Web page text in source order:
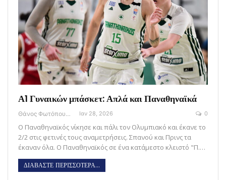
Α1 Γυναικών μπάσκετ: Απλά και Παναθηναϊκά
Θάνος Φωτόπουλος Ιαν 28, 2026 0
Ο Παναθηναϊκός νίκησε και πάλι τον Ολυμπιακό και έκανε το
2/2 στις φετινές τους αναμετρήσεις. Σπανού και Πρινς τα
έκαναν όλα. Ο Παναθηναϊκός σε ένα κατάμεστο κλειστό "Π.…
ΔΙΑΒΑΣΤΕ ΠΕΡΙΣΣΟΤΕΡΑ...